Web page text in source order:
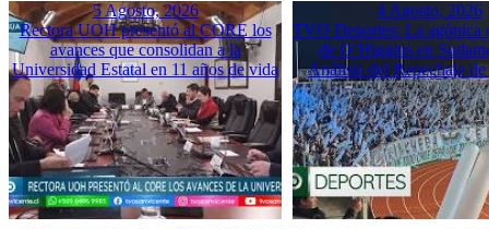
5 Agosto, 2026
Rectora UOH presentó al CORE los
avances que consolidan a la
Universidad Estatal en 11 años de vida
4 Agosto, 2026
TVO Deportes: La agónica
de O’Higgins en
Análisis del Repechaje de